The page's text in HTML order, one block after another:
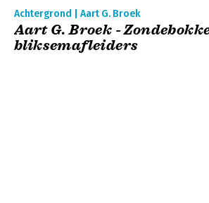
Achtergrond | Aart G. Broek
Aart G. Broek -
bliksemafleiders